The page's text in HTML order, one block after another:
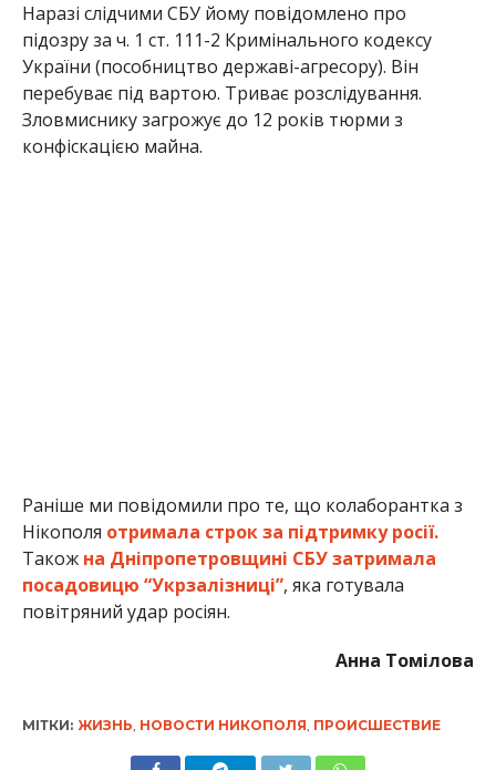
Наразі слідчими СБУ йому повідомлено про
підозру за ч. 1 ст. 111-2 Кримінального кодексу
України (пособництво державі-агресору). Він
перебуває під вартою. Триває розслідування.
Зловмиснику загрожує до 12 років тюрми з
конфіскацією майна.
Раніше ми повідомили про те, що колаборантка з
Нікополя отримала строк за підтримку росії.
Також на Дніпропетровщині СБУ затримала
посадовицю “Укрзалізниці”, яка готувала
повітряний удар росіян.
Анна Томілова
МІТКИ: ЖИЗНЬ, НОВОСТИ НИКОПОЛЯ, ПРОИСШЕСТВИЕ